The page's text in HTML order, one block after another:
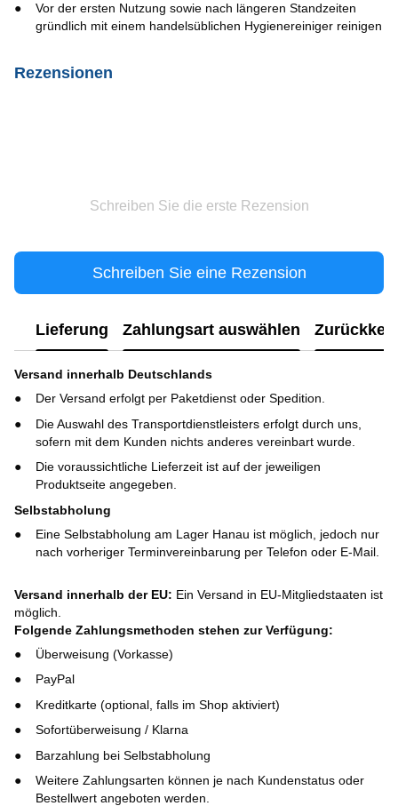
Vor der ersten Nutzung sowie nach längeren Standzeiten
gründlich mit einem handelsüblichen Hygienereiniger reinigen
Rezensionen
Schreiben Sie die erste Rezension
Schreiben Sie eine Rezension
Lieferung Zahlungsart auswählen
Versand innerhalb Deutschlands
Der Versand erfolgt per Paketdienst oder Spedition.
Die Auswahl des Transportdienstleisters erfolgt durch uns,
sofern mit dem Kunden nichts anderes vereinbart wurde.
Die voraussichtliche Lieferzeit ist auf der jeweiligen
Produktseite angegeben.
Selbstabholung
Eine Selbstabholung am Lager Hanau ist möglich, jedoch nur
nach vorheriger Terminvereinbarung per Telefon oder E-Mail.
Versand innerhalb der EU: Ein Versand in EU-Mitgliedstaaten ist
möglich.
Folgende Zahlungsmethoden stehen zur Verfügung:
Überweisung (Vorkasse)
PayPal
Kreditkarte (optional, falls im Shop aktiviert)
Sofortüberweisung / Klarna
Barzahlung bei Selbstabholung
Weitere Zahlungsarten können je nach Kundenstatus oder
Bestellwert angeboten werden.